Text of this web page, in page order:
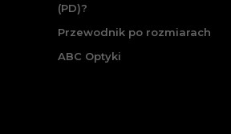
(PD)?
Przewodnik po rozmiarach
ABC Optyki